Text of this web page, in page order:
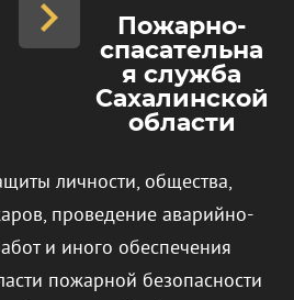
Пожарно-
спасательна
я служба
Сахалинской
области
личности, общества,
проведение аварийно-
и иного обеспечения
пожарной безопасности